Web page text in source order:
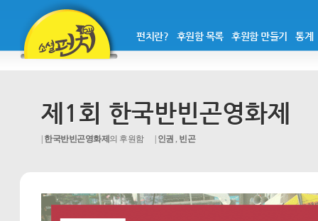
펀치란? 후원함 목록 후원함 만들기 통계
제1회 한국반빈곤영화제
한국반빈곤영화제 의 후원함 인권 , 빈곤